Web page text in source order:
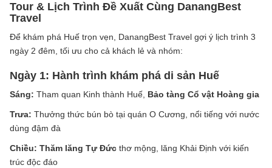
Tour & Lịch Trình Đề Xuất Cùng DanangBest
Travel
Để khám phá Huế trọn vẹn, DanangBest Travel gợi ý lịch trình 3
ngày 2 đêm, tối ưu cho cả khách lẻ và nhóm:
Ngày 1: Hành trình khám phá di sản Huế
Sáng: Tham quan Kinh thành Huế, Bảo tàng Cổ vật Hoàng gia
Trưa: Thưởng thức bún bò tại quán O Cương, nổi tiếng với nước
dùng đậm đà
Chiều: Thăm lăng Tự Đức thơ mộng, lăng Khải Định với kiến
trúc độc đáo